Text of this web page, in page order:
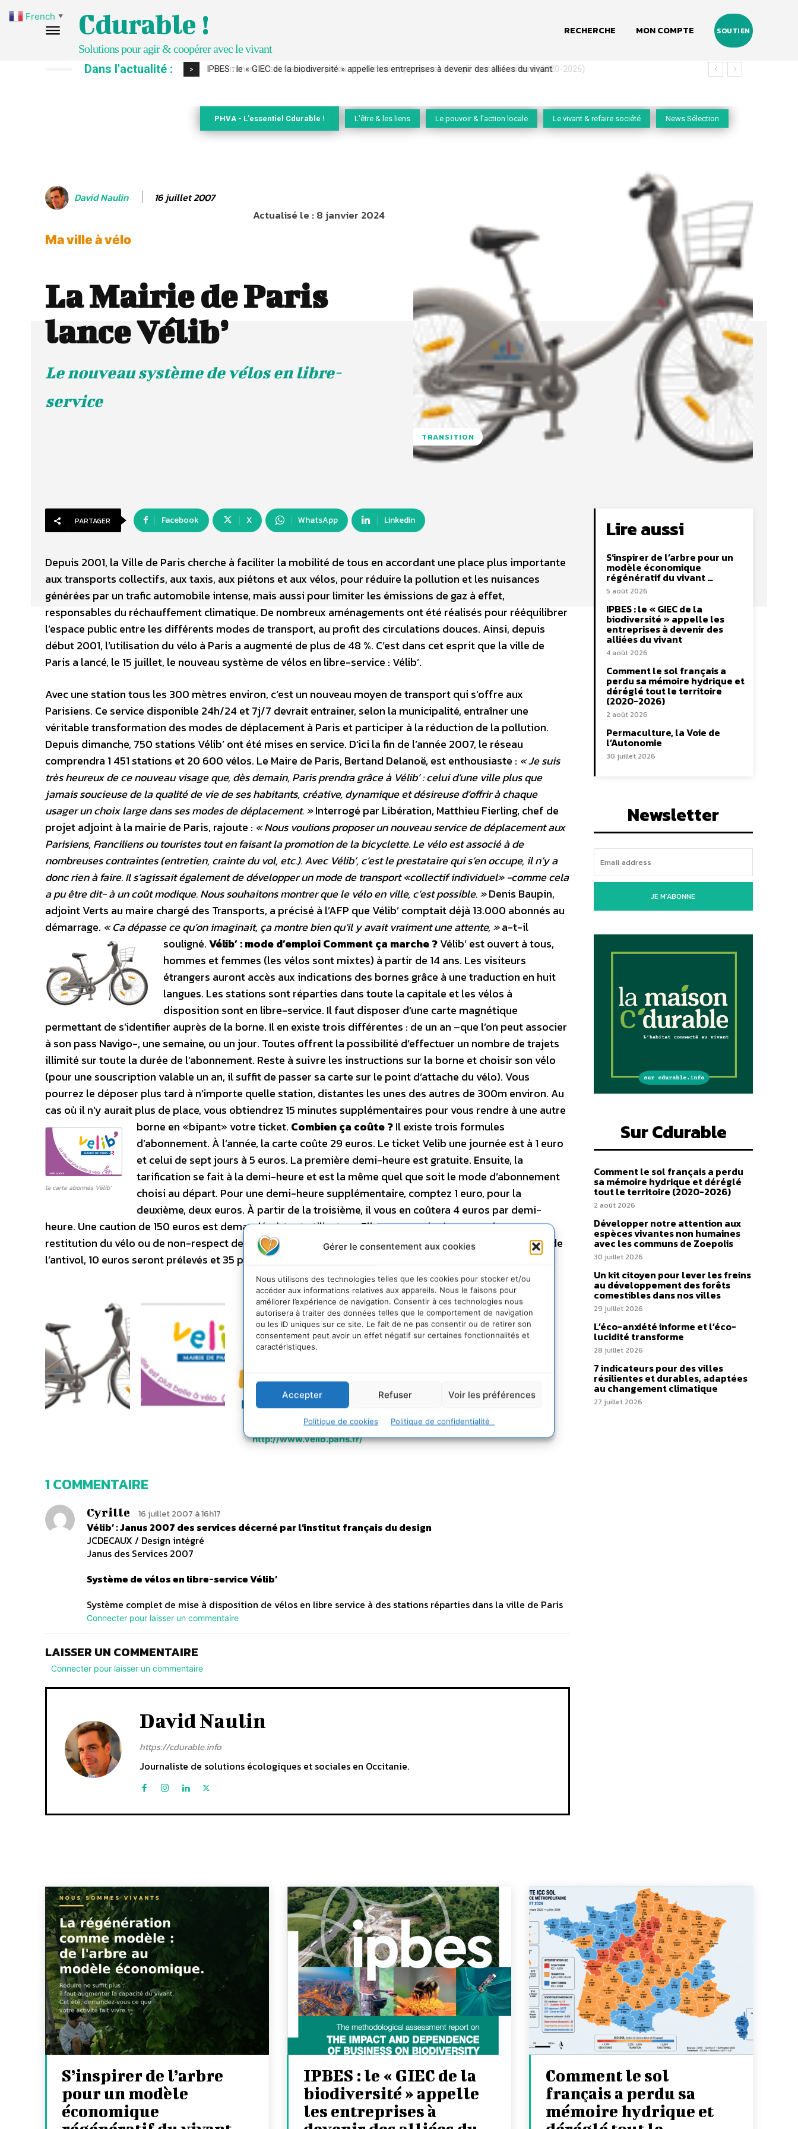
Gérer le consentement aux cookies
Nous utilisons des technologies telles que les cookies pour stocker et/ou
accéder aux informations relatives aux appareils. Nous le faisons pour
améliorer l’expérience de navigation. Consentir à ces technologies nous
autorisera à traiter des données telles que le comportement de navigation
ou les ID uniques sur ce site. Le fait de ne pas consentir ou de retirer son
consentement peut avoir un effet négatif sur certaines fonctionnalités et
caractéristiques.
Accepter Refuser Voir les préférences
Politique de cookies Politique de confidentialité
Cdurable !
Solutions pour agir & coopérer avec le vivant
RECHERCHE MON COMPTE SOUTIEN
Dans l'actualité : > Comment le sol français a perdu sa mémoire hydrique et déréglé tout le territoire (2020-2026)
PHVA - L'essentiel Cdurable ! L'être & les liens Le pouvoir & l'action locale Le vivant & refaire société News Sélection
David Naulin 16 juillet 2007
Actualisé le :8 janvier 2024
Ma ville à vélo
La Mairie de Paris
lance Vélib’
Le nouveau système de vélos en libre-
service
TRANSITION
PARTAGER Facebook X WhatsApp Linkedin
Depuis 2001, la Ville de Paris cherche à faciliter la mobilité de tous en accordant une place plus importante
aux transports collectifs, aux taxis, aux piétons et aux vélos, pour réduire la pollution et les nuisances
générées par un trafic automobile intense, mais aussi pour limiter les émissions de gaz à effet,
responsables du réchauffement climatique. De nombreux aménagements ont été réalisés pour rééquilibrer
l’espace public entre les différents modes de transport, au profit des circulations douces. Ainsi, depuis
début 2001, l’utilisation du vélo à Paris a augmenté de plus de 48 %. C’est dans cet esprit que la ville de
Paris a lancé, le 15 juillet, le nouveau système de vélos en libre-service : Vélib’.
Avec une station tous les 300 mètres environ, c’est un nouveau moyen de transport qui s’offre aux
Parisiens. Ce service disponible 24h/24 et 7j/7 devrait entrainer, selon la municipalité, entraîner une
véritable transformation des modes de déplacement à Paris et participer à la réduction de la pollution.
Depuis dimanche, 750 stations Vélib’ ont été mises en service. D’ici la fin de l’année 2007, le réseau
comprendra 1 451 stations et 20 600 vélos. Le Maire de Paris, Bertand Delanoë, est enthousiaste : « Je suis
très heureux de ce nouveau visage que, dès demain, Paris prendra grâce à Vélib’ : celui d’une ville plus que
jamais soucieuse de la qualité de vie de ses habitants, créative, dynamique et désireuse d’offrir à chaque
usager un choix large dans ses modes de déplacement. »Interrogé par Libération, Matthieu Fierling, chef de
projet adjoint à la mairie de Paris, rajoute : « Nous voulions proposer un nouveau service de déplacement aux
Parisiens, Franciliens ou touristes tout en faisant la promotion de la bicyclette. Le vélo est associé à de
nombreuses contraintes (entretien, crainte du vol, etc.). Avec Vélib’, c’est le prestataire qui s’en occupe, il n’y a
donc rien à faire. Il s’agissait également de développer un mode de transport «collectif individuel» -comme cela
a pu être dit- à un coût modique. Nous souhaitons montrer que le vélo en ville, c’est possible. »Denis Baupin,
adjoint Verts au maire chargé des Transports, a précisé à l’AFP que Vélib’ comptait déjà 13.000 abonnés au
démarrage. « Ca dépasse ce qu’on imaginait, ça montre bien qu’il y avait vraiment une attente, »a-t-il
souligné.Vélib’ : mode d’emploiComment ça marche ?Vélib’ est ouvert à tous,
hommes et femmes (les vélos sont mixtes) à partir de 14 ans. Les visiteurs
étrangers auront accès aux indications des bornes grâce à une traduction en huit
langues. Les stations sont réparties dans toute la capitale et les vélos à
disposition sont en libre-service. Il faut disposer d’une carte magnétique
permettant de s’identifier auprès de la borne. Il en existe trois différentes : de un an –que l’on peut associer
à son pass Navigo-, une semaine, ou un jour. Toutes offrent la possibilité d’effectuer un nombre de trajets
illimité sur toute la durée de l’abonnement. Reste à suivre les instructions sur la borne et choisir son vélo
(pour une souscription valable un an, il suffit de passer sa carte sur le point d’attache du vélo). Vous
pourrez le déposer plus tard à n’importe quelle station, distantes les unes des autres de 300m environ. Au
cas où il n’y aurait plus de place, vous obtiendrez 15 minutes supplémentaires pour vous rendre à une autre
borne en «bipant» votre ticket. Combien ça coûte ?
la carte abonnés Vélib’
Il existe trois formules
d’abonnement. À l’année, la carte coûte 29 euros. Le ticket Velib une journée est à 1 euro
et celui de sept jours à 5 euros. La première demi-heure est gratuite. Ensuite, la
tarification se fait à la demi-heure et est la même quel que soit le mode d’abonnement
choisi au départ. Pour une demi-heure supplémentaire, comptez 1 euro, pour la
deuxième, deux euros. À partir de la troisième, il vous en coûtera 4 euros par demi-
heure. Une caution de 150 euros est demandée à tout utilisateur. Elle sera encaissée en cas de non-
restitution du vélo ou de non-respect des conditions d’utilisation. Sachez également qu’en cas de perte de
l’antivol, 10 euros seront prélevés et 35 pour le vol du vélo (à condition que vous ayez porté plainte).
http://www.velib.paris.fr/
1 COMMENTAIRE
Cyrille 16 juillet 2007 à 16h17
Vélib’ : Janus 2007 des services décerné par l’institut français du design
JCDECAUX / Design intégré
Janus des Services 2007
Système de vélos en libre-service Vélib’
Système complet de mise à disposition de vélos en libre service à des stations réparties dans la ville de Paris
Connecter pour laisser un commentaire
LAISSER UN COMMENTAIRE
Connecter pour laisser un commentaire
David Naulin
https://cdurable.info
Journaliste de solutions écologiques et sociales en Occitanie.
Lire aussi
S’inspirer de l’arbre pour un
modèle économique
régénératif du vivant …
5 août 2026
IPBES : le « GIEC de la
biodiversité » appelle les
entreprises à devenir des
alliées du vivant
4 août 2026
Comment le sol français a
perdu sa mémoire hydrique et
déréglé tout le territoire
(2020-2026)
2 août 2026
Permaculture, la Voie de
l’Autonomie
30 juillet 2026
Newsletter
JE M'ABONNE
Sur Cdurable
Comment le sol français a perdu
sa mémoire hydrique et déréglé
tout le territoire (2020-2026)
2 août 2026
Développer notre attention aux
espèces vivantes non humaines
avec les communs de Zoepolis
30 juillet 2026
Un kit citoyen pour lever les freins
au développement des forêts
comestibles dans nos villes
29 juillet 2026
L’éco-anxiété informe et l’éco-
lucidité transforme
28 juillet 2026
7 indicateurs pour des villes
résilientes et durables, adaptées
au changement climatique
27 juillet 2026
S’inspirer de l’arbre
pour un modèle
économique
IPBES : le « GIEC de la
biodiversité » appelle
les entreprises à
Comment le sol
français a perdu sa
mémoire hydrique et
French ▼